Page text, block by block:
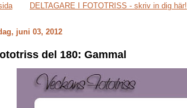
DELTAGARE I FOTOTRISS - skriv in dig här!
juni 03, 2012
del 180: Gammal